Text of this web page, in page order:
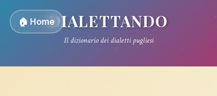
🏠 HomeDIALETTANDO
Il dizionario dei dialetti pugliesi